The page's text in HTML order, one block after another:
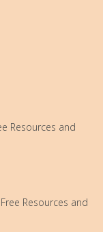
Resources and
Resources and